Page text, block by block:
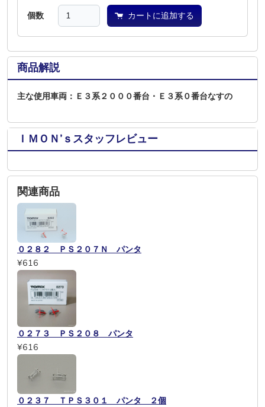
個数 カートに追加する
商品解説
主な使用車両：Ｅ３系２０００番台・Ｅ３系０番台なすの
ＩＭＯＮ’ｓスタッフレビュー
関連商品
０２８２ ＰＳ２０７Ｎ パンタ
¥616
０２７３ ＰＳ２０８ パンタ
¥616
０２３７ ＴＰＳ３０１ パンタ ２個